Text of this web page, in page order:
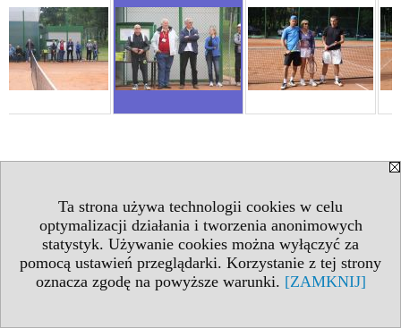
Ta strona używa technologii cookies w celu
optymalizacji działania i tworzenia anonimowych
statystyk. Używanie cookies można wyłączyć za
pomocą ustawień przeglądarki. Korzystanie z tej strony
oznacza zgodę na powyższe warunki. [ZAMKNIJ]